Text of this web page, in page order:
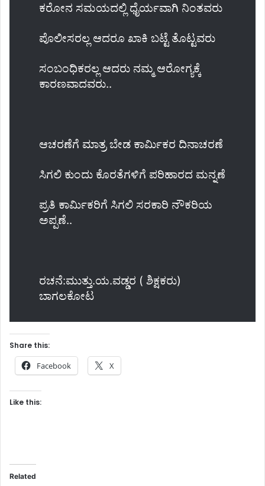
ಕರೋನ ಸಮಯದಲ್ಲಿ ಧೈರ್ಯವಾಗಿ ನಿಂತವರು
ಪೊಲೀಸರಲ್ಲ ಆದರೂ ಖಾಕಿ ಬಟ್ಟೆ ತೊಟ್ಟವರು
ಸಂಬಂಧಿಕರಲ್ಲ ಆದರು ನಮ್ಮ ಆರೋಗ್ಯಕ್ಕೆ
ಕಾರಣವಾದವರು..
ಆಚರಣೆಗೆ ಮಾತ್ರ ಬೇಡ ಕಾರ್ಮಿಕರ ದಿನಾಚರಣೆ
ಸಿಗಲಿ ಕುಂದು ಕೊರತೆಗಳಿಗೆ ಪರಿಹಾರದ ಮನ್ನಣೆ
ಪ್ರತಿ ಕಾರ್ಮಿಕರಿಗೆ ಸಿಗಲಿ ಸರಕಾರಿ ನೌಕರಿಯ
ಅಪ್ಪಣೆ..
ರಚನೆ:ಮುತ್ತು.ಯ.ವಡ್ಡರ ( ಶಿಕ್ಷಕರು)
ಬಾಗಲಕೋಟ
Share this:
Facebook X
Like this:
Related